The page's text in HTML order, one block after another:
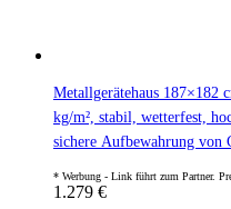
Metallgerätehaus 187×182
kg/m², stabil, wetterfest,
sichere Aufbewahrung von
1.279 €